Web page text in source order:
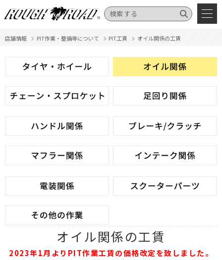
店舗情報 PIT作業・整備等について PIT工賃 オイル関係の工賃
オイル関係の工賃
2023年1月よりPIT作業工賃の価格改定を致しました。